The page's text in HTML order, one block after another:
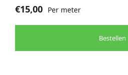
€15,00 Per meter
Bestellen